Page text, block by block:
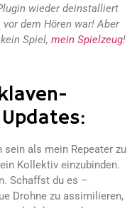
wieder deinstalliert
dem Hören war! Aber
Spiel, mein Spielzeug!
sein als mein Repeater zu
Kollektiv einzubinden.
Schaffst du es –
Drohne zu assimilieren,